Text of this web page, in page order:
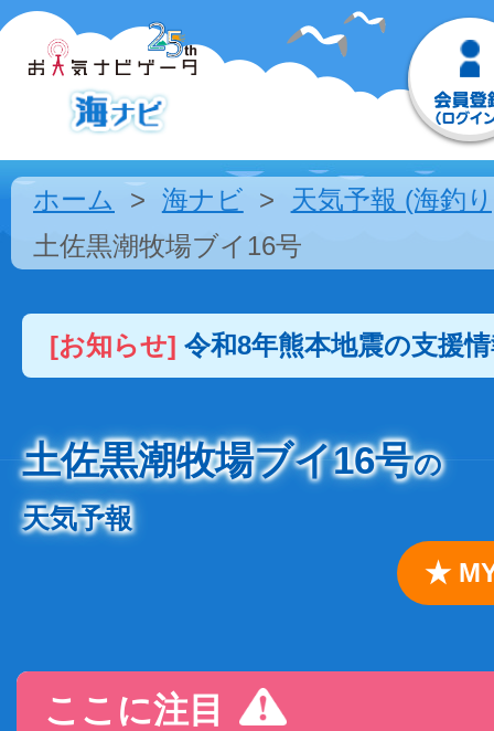
ホーム 海ナビ
天気予報 (海釣
土佐黒潮牧場ブイ16号
[お知らせ] 令和8年熊本地震の支援
土佐黒潮牧場ブイ16号の
天気予報
★
ここに注目